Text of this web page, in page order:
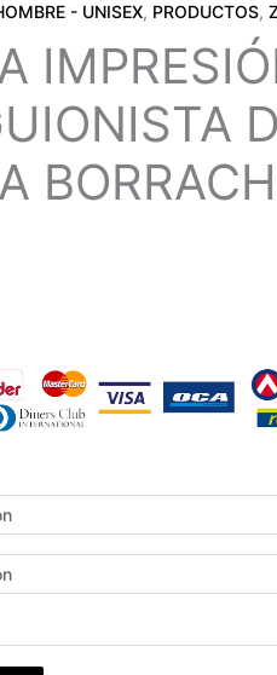
- UNISEX, PRODUCTOS,